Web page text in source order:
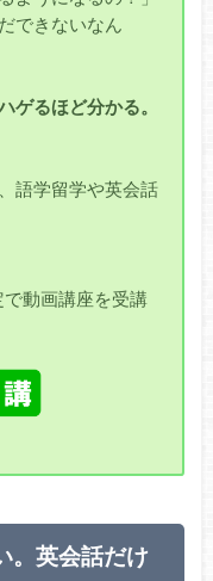
できないなん
ゲるほど分かる。
語学留学や英会話
動画講座を受講
。英会話だけ